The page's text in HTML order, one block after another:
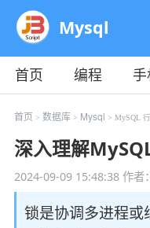
Mysql
首页 编程
教程
平面 服
首页 > 数据库> Mysql > MySQL
深入理解
2024-09-09 15:48:38作者
锁是协调多进程或